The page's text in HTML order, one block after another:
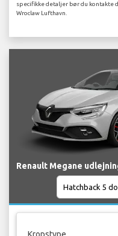
specifikke detaljer bør du kontakte
Wroclaw Lufthavn.
Renault Megane
Kropstype